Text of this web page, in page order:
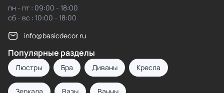
пн - пт : 09:00 - 18:00
сб - вс : 10:00 - 18:00
info@basicdecor.ru
Популярные разделы
Люстры Бра Диваны Кресла